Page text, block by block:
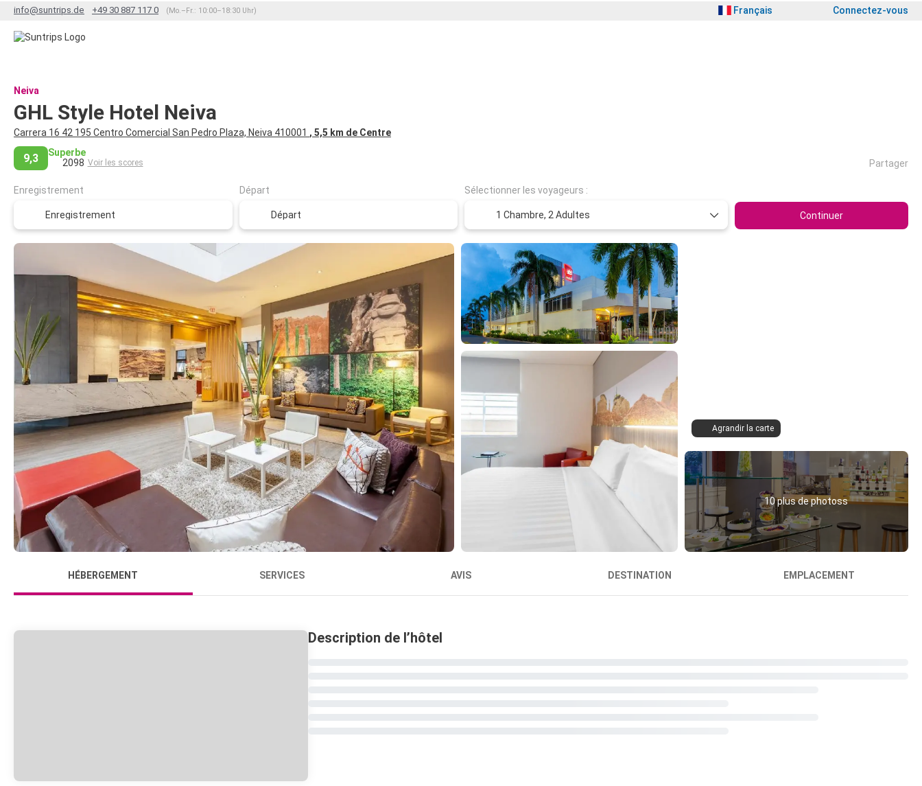
info@suntrips.de +49 30 887 117 0 (Mo.–Fr.: 10:00–18:30 Uhr) Français Connectez-vous
Neiva
GHL Style Hotel Neiva
Carrera 16 42 195 Centro Comercial San Pedro Plaza, Neiva 410001 , 5,5 km de Centre
9,3
Superbe
2098 Voir les scores Partager
Enregistrement Départ Sélectionner les voyageurs :
1 Chambre, 2 Adultes Continuer
Agrandir la carte
10 plus de photoss
HÉBERGEMENT SERVICES AVIS DESTINATION EMPLACEMENT
Description de l’hôtel